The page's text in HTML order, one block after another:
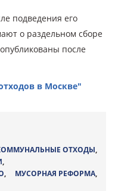
подведения его
о раздельном сборе
после
в Москве"
ОТХОДЫ,
,
, МУСОРНАЯ РЕФОРМА,